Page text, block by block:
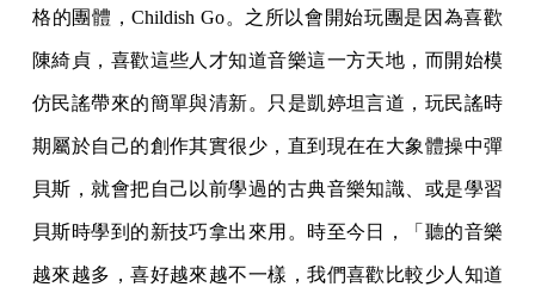
格的團體，Childish Go。之所以會開始玩團是因為喜歡
陳綺貞，喜歡這些人才知道音樂這一方天地，而開始模
仿民謠帶來的簡單與清新。只是凱婷坦言道，玩民謠時
期屬於自己的創作其實很少，直到現在在大象體操中彈
貝斯，就會把自己以前學過的古典音樂知識、或是學習
貝斯時學到的新技巧拿出來用。時至今日，「聽的音樂
越來越多，喜好越來越不一樣，我們喜歡比較少人知道